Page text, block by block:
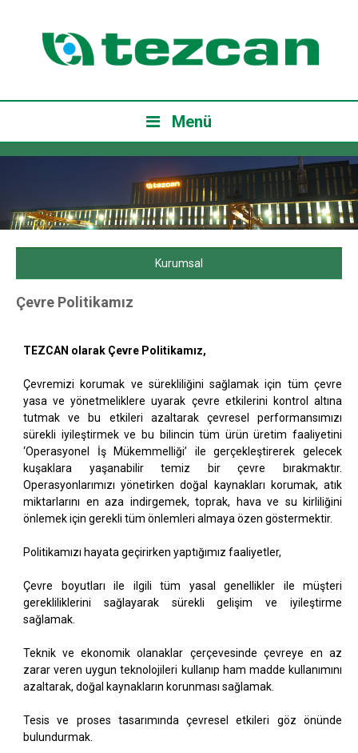
Menü
Kurumsal
Çevre Politikamız
TEZCAN olarak Çevre Politikamız,
Çevremizi korumak ve sürekliliğini sağlamak için tüm çevre
yasa ve yönetmeliklere uyarak çevre etkilerini kontrol altına
tutmak ve bu etkileri azaltarak çevresel performansımızı
sürekli iyileştirmek ve bu bilincin tüm ürün üretim faaliyetini
‘Operasyonel İş Mükemmelliği’ ile gerçekleştirerek gelecek
kuşaklara yaşanabilir temiz bir çevre bırakmaktır.
Operasyonlarımızı yönetirken doğal kaynakları korumak, atık
miktarlarını en aza indirgemek, toprak, hava ve su kirliliğini
önlemek için gerekli tüm önlemleri almaya özen göstermektir.
Politikamızı hayata geçirirken yaptığımız faaliyetler,
Çevre boyutları ile ilgili tüm yasal genellikler ile müşteri
gerekliliklerini sağlayarak sürekli gelişim ve iyileştirme
sağlamak.
Teknik ve ekonomik olanaklar çerçevesinde çevreye en az
zarar veren uygun teknolojileri kullanıp ham madde kullanımını
azaltarak, doğal kaynakların korunması sağlamak.
Tesis ve proses tasarımında çevresel etkileri göz önünde
bulundurmak.